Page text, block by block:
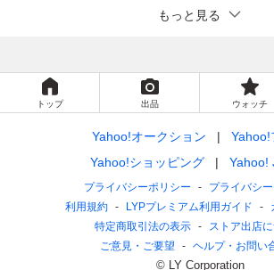
もっと見る
トップ 出品 ウォッチ
Yahoo!オークション
Yahoo!
Yahoo!ショッピング
Yahoo!
プライバシーポリシー
プライバシ
利用規約
LYPプレミアム利用ガイド
特定商取引法の表示
ストア出店
ご意見・ご要望
ヘルプ・お問い
© LY Corporation